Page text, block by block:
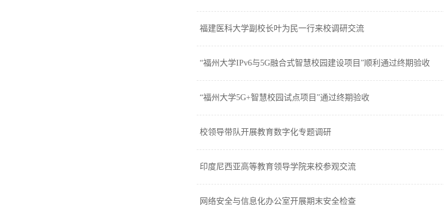
福建医科大学副校长叶为民一行来校调研交流
“福州大学IPv6与5G融合式智慧校园建设项目”顺利通过终期验收
“福州大学5G+智慧校园试点项目”通过终期验收
校领导带队开展教育数字化专题调研
印度尼西亚高等教育领导学院来校参观交流
网络安全与信息化办公室开展期末安全检查